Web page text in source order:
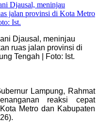
Djausal, meninjau
ruas jalan provinsi di
Tengah | Foto: Ist.
Lampung, Rahmat
reaksi cepat
Metro dan Kabupaten